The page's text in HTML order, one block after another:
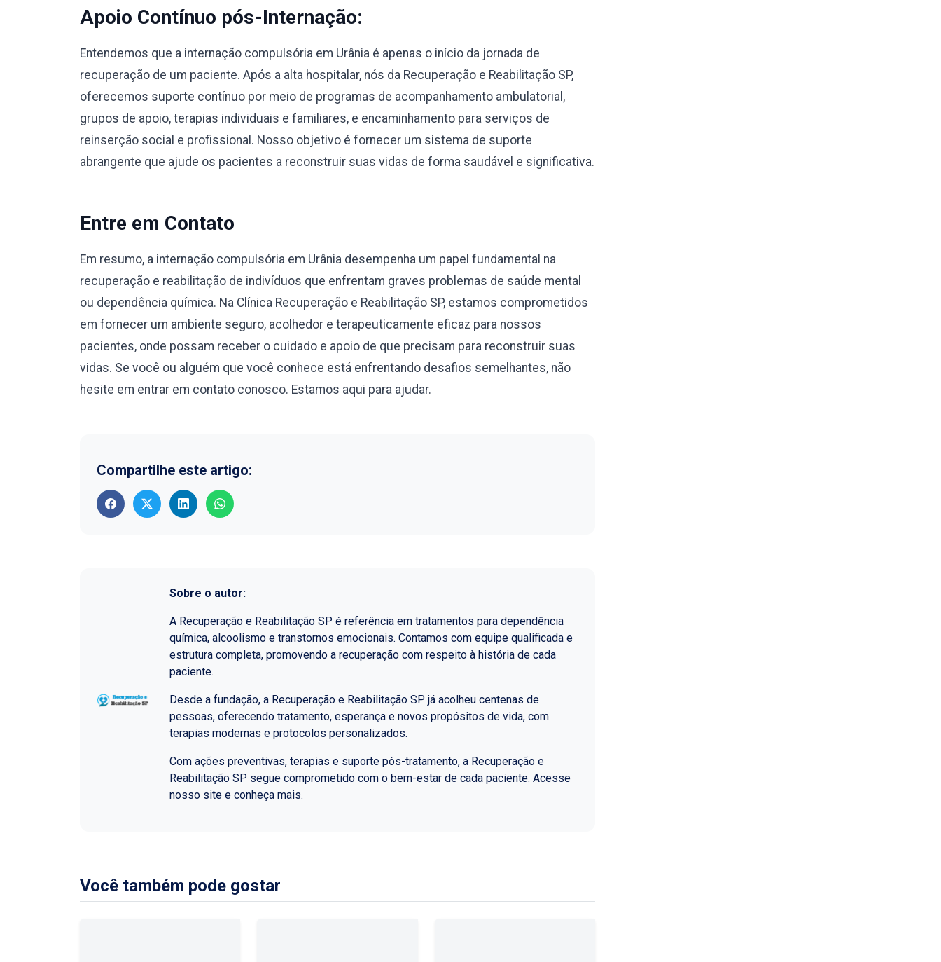
Apoio Contínuo pós-Internação:
Entendemos que a internação compulsória em Urânia é apenas o início da jornada de
recuperação de um paciente. Após a alta hospitalar, nós da Recuperação e Reabilitação SP,
oferecemos suporte contínuo por meio de programas de acompanhamento ambulatorial,
grupos de apoio, terapias individuais e familiares, e encaminhamento para serviços de
reinserção social e profissional. Nosso objetivo é fornecer um sistema de suporte
abrangente que ajude os pacientes a reconstruir suas vidas de forma saudável e significativa.
Entre em Contato
Em resumo, a internação compulsória em Urânia desempenha um papel fundamental na
recuperação e reabilitação de indivíduos que enfrentam graves problemas de saúde mental
ou dependência química. Na Clínica Recuperação e Reabilitação SP, estamos comprometidos
em fornecer um ambiente seguro, acolhedor e terapeuticamente eficaz para nossos
pacientes, onde possam receber o cuidado e apoio de que precisam para reconstruir suas
vidas. Se você ou alguém que você conhece está enfrentando desafios semelhantes, não
hesite em entrar em contato conosco. Estamos aqui para ajudar.
Compartilhe este artigo:
Sobre o autor:
A Recuperação e Reabilitação SP é referência em tratamentos para dependência
química, alcoolismo e transtornos emocionais. Contamos com equipe qualificada e
estrutura completa, promovendo a recuperação com respeito à história de cada
paciente.
Desde a fundação, a Recuperação e Reabilitação SP já acolheu centenas de
pessoas, oferecendo tratamento, esperança e novos propósitos de vida, com
terapias modernas e protocolos personalizados.
Com ações preventivas, terapias e suporte pós-tratamento, a Recuperação e
Reabilitação SP segue comprometido com o bem-estar de cada paciente. Acesse
nosso site e conheça mais.
Você também pode gostar